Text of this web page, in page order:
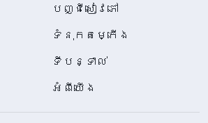
បញ្ជីសៀវភៅ
ទំនុកតម្កើង
ទីបន្ទាល់
អំពីយើង